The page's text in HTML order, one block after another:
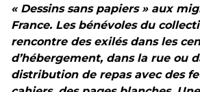
« Dessins sans papiers » aux
France. Les bénévoles du
rencontre des exilés dans les
d’hébergement, dans la rue ou
distribution de repas avec des